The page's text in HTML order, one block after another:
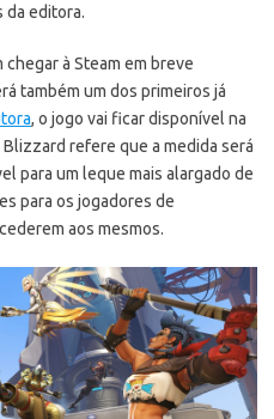
da editora.
à Steam em breve
também um dos primeiros já
, o jogo vai ficar disponível na
refere que a medida será
para um leque mais alargado de
para os jogadores de
aos mesmos.